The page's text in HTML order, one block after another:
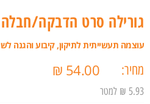
גורילה סרט הדבקה/חבלה לבן 48 מ”מ,
עוצמה תעשייתית לתיקון, קיבוע והגנה
מחיר: ₪ 54.00
5.93 ₪ למטר